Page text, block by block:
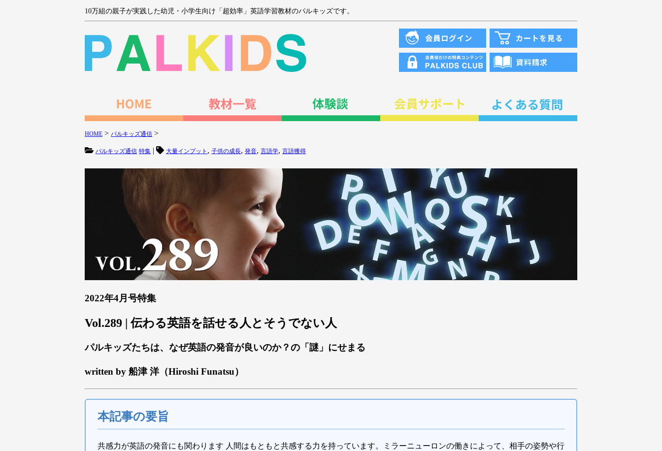
10万組の親子が実践した幼児・小学生向け「超効率」英語学習教材のパルキッズです。
HOME > パルキッズ通信 >
パルキッズ通信 特集 | 大量インプット , 子供の成長, 発音, 言語学, 言語獲得
2022年4月号特集
Vol.289 | 伝わる英語を話せる人とそうでない人
パルキッズたちは、なぜ英語の発音が良いのか？の「謎」にせまる
written by 船津 洋（Hiroshi Funatsu）
本記事の要旨
共感力が英語の発音にも関わります 人間はもともと共感する力を持っています。ミラーニューロンの働きによって、相手の姿勢や行